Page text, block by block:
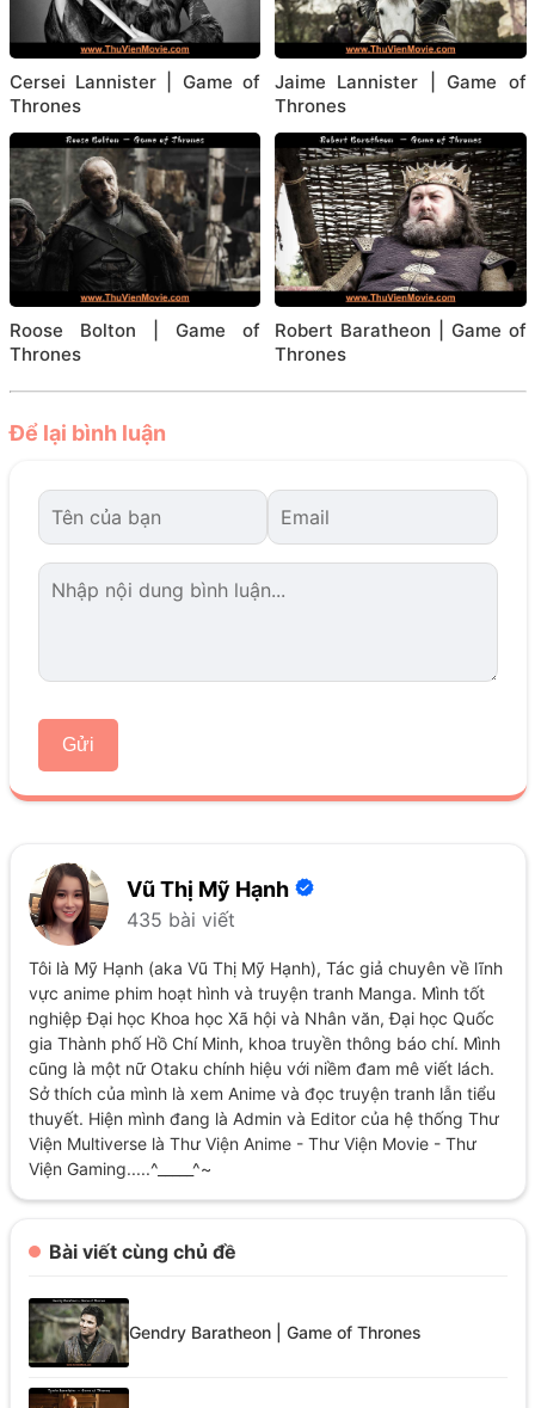
Vũ Thị Mỹ Hạnh
435 bài viết
Tôi là Mỹ Hạnh (aka Vũ Thị Mỹ Hạnh), Tác giả chuyên về lĩnh
vực anime phim hoạt hình và truyện tranh Manga. Mình tốt
nghiệp Đại học Khoa học Xã hội và Nhân văn, Đại học Quốc
gia Thành phố Hồ Chí Minh, khoa truyền thông báo chí. Mình
cũng là một nữ Otaku chính hiệu với niềm đam mê viết lách.
Sở thích của mình là xem Anime và đọc truyện tranh lẫn tiểu
thuyết. Hiện mình đang là Admin và Editor của hệ thống Thư
Viện Multiverse là Thư Viện Anime - Thư Viện Movie - Thư
Viện Gaming.....^_____^~
Bài viết cùng chủ đề
Gendry Baratheon | Game of Thrones
Cersei Lannister | Game of
Thrones
Jaime Lannister | Game of
Thrones
Roose Bolton | Game of
Thrones
Robert Baratheon | Game of
Thrones
Để lại bình luận
Gửi